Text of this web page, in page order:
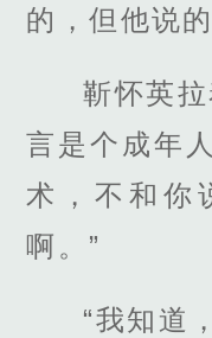
的，但他说
靳怀英
言是个成年
术，不和你
啊。”
“我知道